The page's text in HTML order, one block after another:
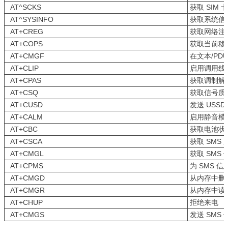
AT^SCKS
获取 SIM
AT^SYSINFO
获取系统信
AT+CREG
获取网络注
AT+COPS
获取当前移
AT+CMGF
在文本/
AT+CLIP
启用调用线
AT+CPAS
获取调制解
AT+CSQ
获取信号质
AT+CUSD
发送 USSD
AT+CALM
启用静音
AT+CBC
获取电池状
AT+CSCA
获取 SMS
AT+CMGL
获取 SMS
AT+CPMS
为 SMS 信
AT+CMGD
从内存中删
AT+CMGR
从内存中读
AT+CHUP
拒绝来电
AT+CMGS
发送 SMS